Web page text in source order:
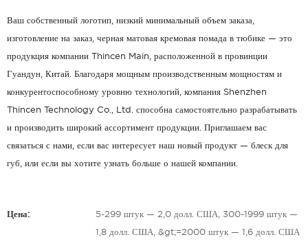
Ваш собственный логотип, низкий минимальный объем заказа,
изготовление на заказ, черная матовая кремовая помада в тюбике — это
продукция компании Thincen Main, расположенной в провинции
Гуандун, Китай. Благодаря мощным производственным мощностям и
конкурентоспособному уровню технологий, компания Shenzhen
Thincen Technology Co., Ltd. способна самостоятельно разрабатывать
и производить широкий ассортимент продукции. Приглашаем вас
связаться с нами, если вас интересует наш новый продукт — блеск для
губ, или если вы хотите узнать больше о нашей компании.
Цена: 5-299 штук — 2,0 долл. США, 300-1999 штук —
1,8 долл. США, &gt;=2000 штук — 1,6 долл. США